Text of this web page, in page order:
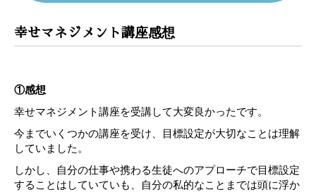
幸せマネジメント講座感想
①感想
幸せマネジメント講座を受講して大変良かったです。
今までいくつかの講座を受け、目標設定が大切なことは理解
していました。
しかし、自分の仕事や携わる生徒へのアプローチで目標設定
することはしていていも、自分の私的なことまでは頭に浮か